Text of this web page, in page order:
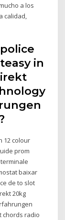
a los
calidad,
in
12 colour
prom
baixar
de to slot
20kg
chords radio